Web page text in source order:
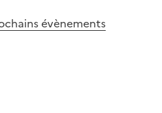
évènements